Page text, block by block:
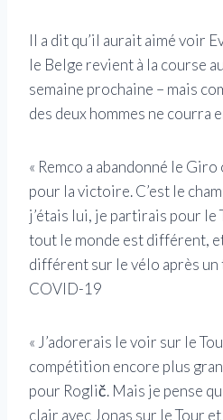
Il a dit qu’il aurait aimé voir
le Belge revient à la course
semaine prochaine – mais
des deux hommes ne courra
« Remco a abandonné le
pour la victoire. C’est le
j’étais lui, je partirais pour le
tout le monde est différent,
différent sur le vélo après
COVID-19
« J’adorerais le voir sur le
compétition encore plus
pour Roglič. Mais je pense
clair avec Jonas sur le Tour